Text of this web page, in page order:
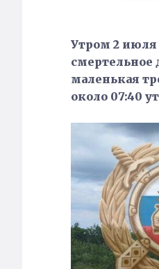
Утром 2 июля
смертельное
маленькая
около 07:40